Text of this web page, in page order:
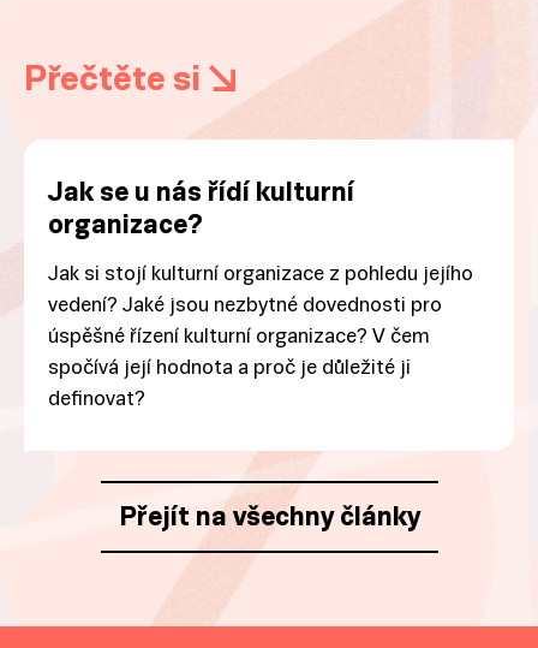
Přečtěte si
Jak se u nás řídí kulturní
organizace?
Jak si stojí kulturní organizace z pohledu jejího
vedení? Jaké jsou nezbytné dovednosti pro
úspěšné řízení kulturní organizace? V čem
spočívá její hodnota a proč je důležité ji
definovat?
Přejít na všechny články